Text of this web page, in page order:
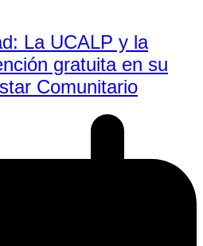
La UCALP y la
gratuita en su
Comunitario